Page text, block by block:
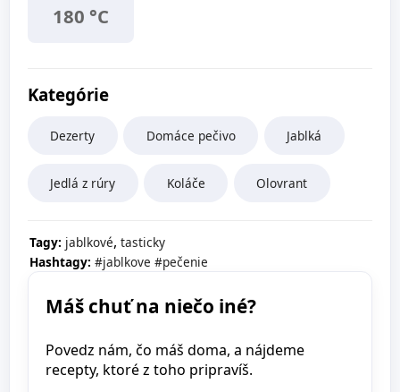
180 °C
Kategórie
Dezerty Domáce pečivo Jablká
Jedlá z rúry Koláče Olovrant
Tagy: jablkové, tasticky
Hashtagy: #jablkove #pečenie
Máš chuť na niečo iné?
Povedz nám, čo máš doma, a nájdeme
recepty, ktoré z toho pripravíš.